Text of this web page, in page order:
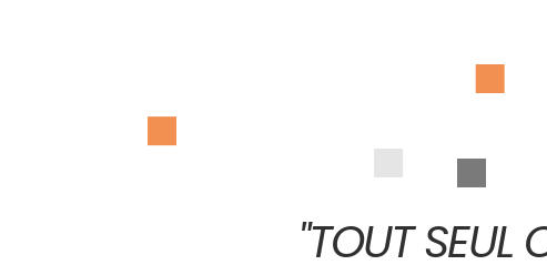
"TOUT SEUL